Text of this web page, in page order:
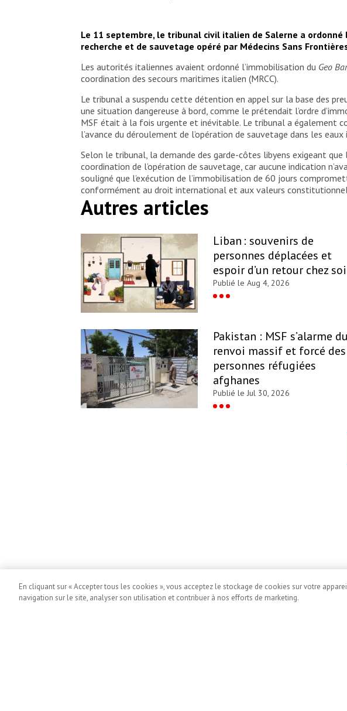
Le 11 septembre, le tribunal civil italien de Salerne a
recherche et de sauvetage opéré par Médecins Sans
Les autorités italiennes avaient ordonné l’immobilisation du Geo
coordination des secours maritimes italien (MRCC).
Le tribunal a suspendu cette détention en appel sur la base des
une situation dangereuse à bord, comme le prétendait l’ordre
MSF était à la fois urgente et inévitable. Le tribunal a également
l’avance du déroulement de l’opération de sauvetage dans les
Selon le tribunal, la demande des garde-côtes libyens exigeant que
coordination de l’opération de sauvetage, car aucune indication
souligné que l’exécution de l’immobilisation de 60 jours
conformément au droit international et aux valeurs
Autres articles
Liban : souvenirs de
personnes déplacées et
espoir d’un retour chez soi
Publié le Aug 4, 2026
Pakistan : MSF s’alarme du
renvoi massif et forcé des
personnes réfugiées
afghanes
Publié le Jul 30, 2026
En cliquant sur « Accepter tous les cookies », vous acceptez le stockage de cookies sur votre
navigation sur le site, analyser son utilisation et contribuer à nos efforts de marketing.